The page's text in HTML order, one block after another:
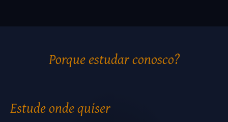
Porque estudar conosco?
Estude onde quiser